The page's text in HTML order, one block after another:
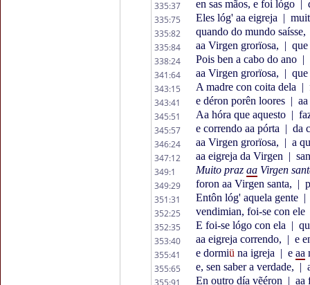
335:37
en sas mãos, e foi lógo |
335:75
Eles lóg' aa eigreja |
335:82
quando do mundo saísse,
335:84
aa Virgen grorïosa, | que
338:24
Pois ben a cabo do ano |
341:64
aa Virgen grorïosa, | que
343:15
A madre con coita dela |
343:41
e déron porên loores |
345:51
Aa hóra que aquesto |
345:57
e correndo aa pórta | da
346:24
aa Virgen grorïosa, | a
347:12
aa eigreja da Virgen |
349:1
Muito praz aa Virgen
349:29
foron aa Virgen santa, |
351:31
Entôn lóg' aquela gente |
352:25
vendimian, foi-se con ele
352:35
E foi-se lógo con ela |
353:40
aa eigreja correndo, | e
355:41
e dormiü na igreja | e aa
355:65
e, sen saber a verdade, |
355:91
En outro día vẽéron | aa